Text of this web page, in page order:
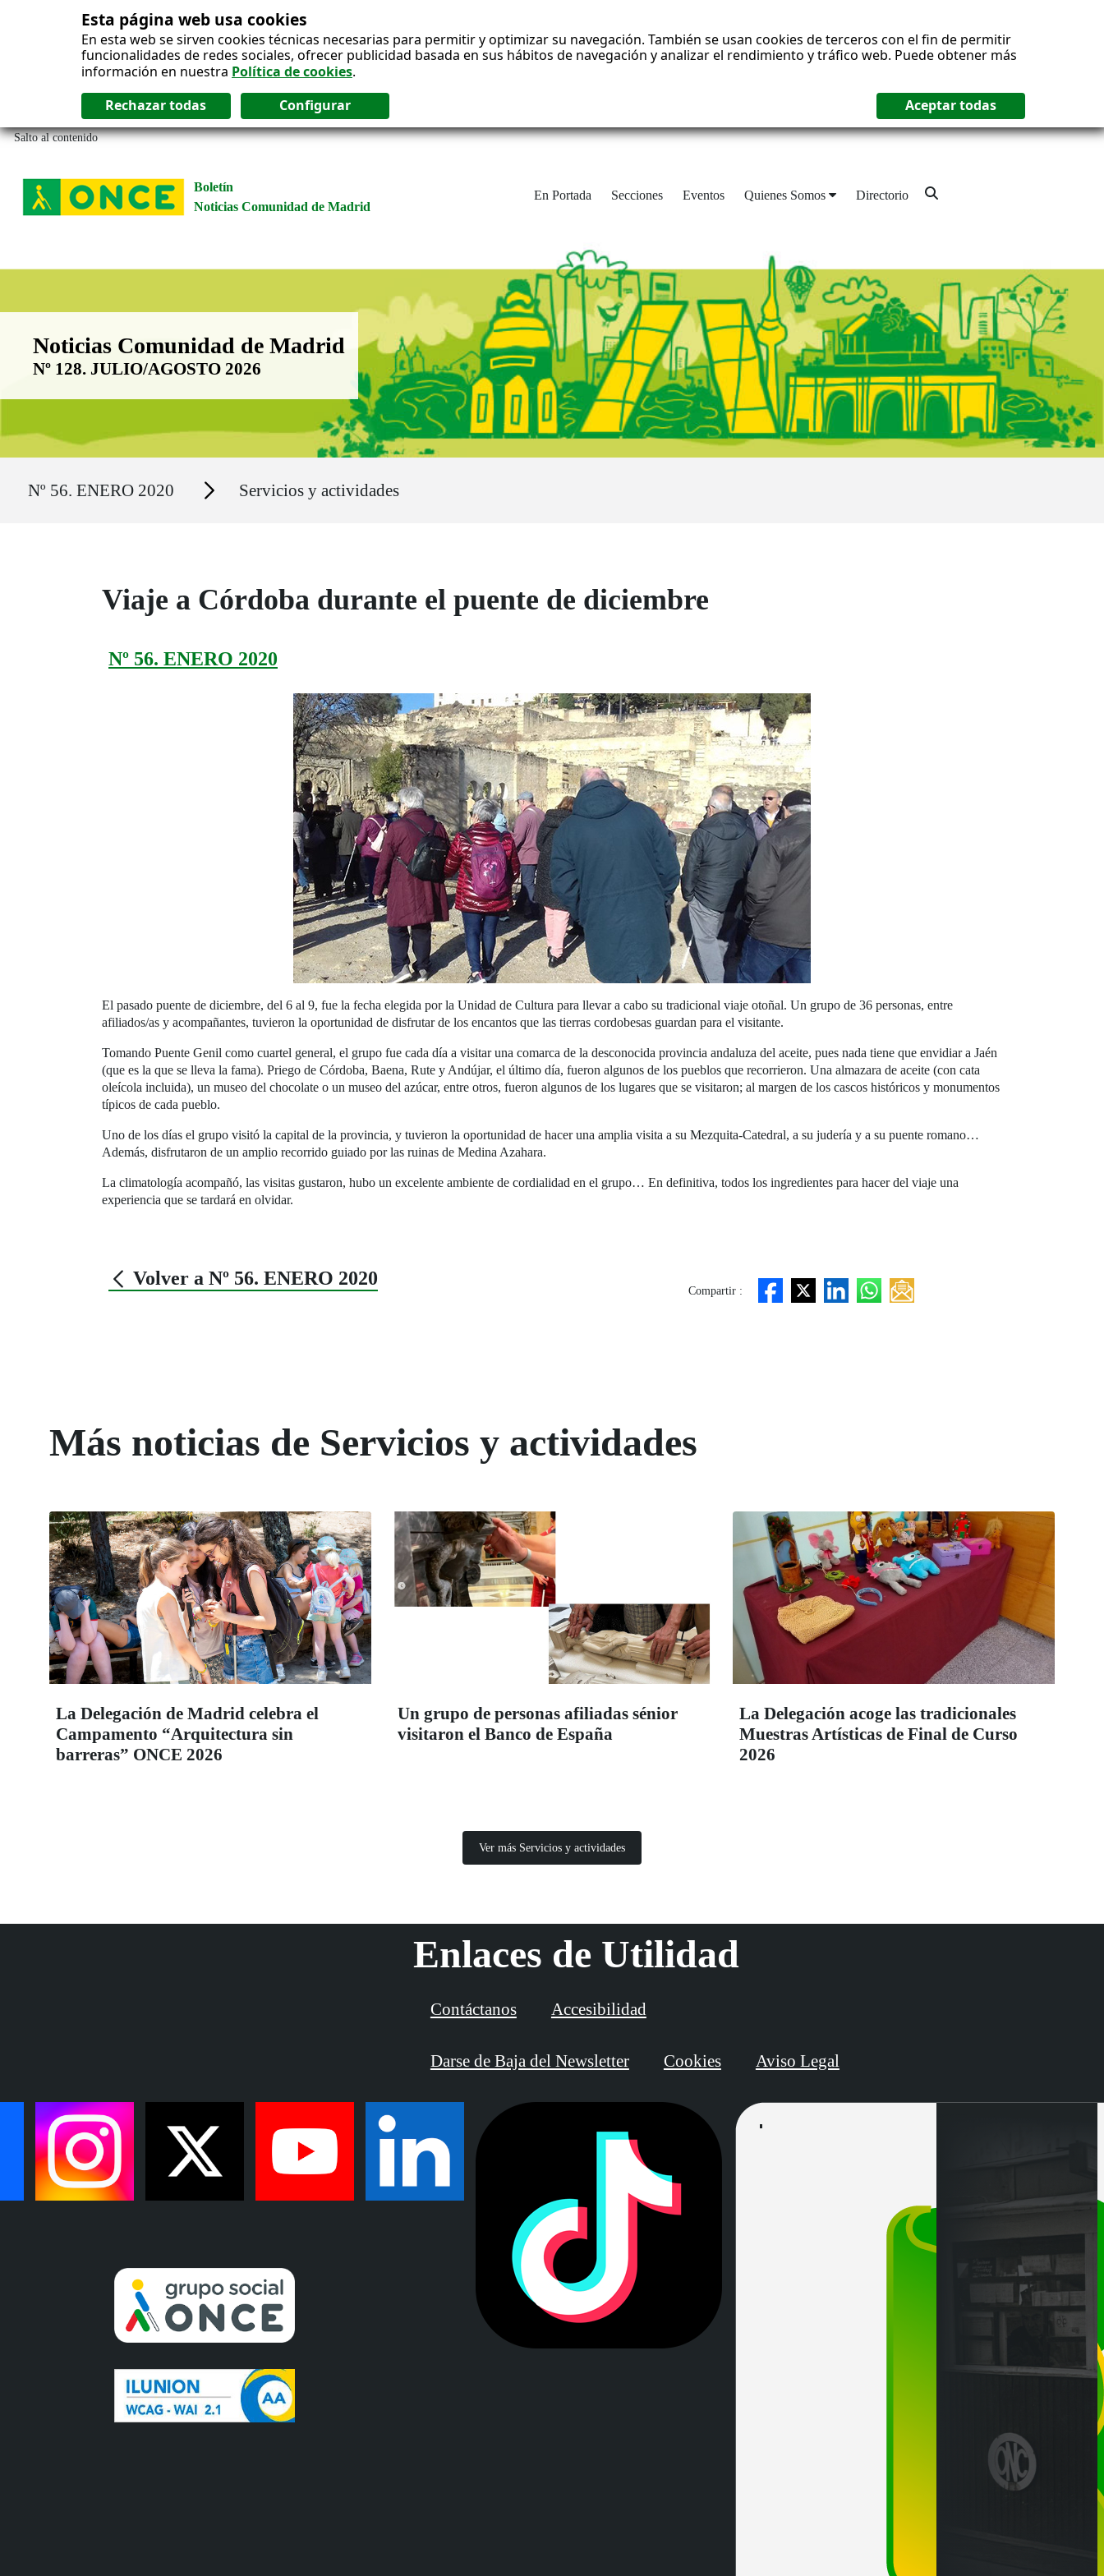
Esta página web usa cookies
En esta web se sirven cookies técnicas necesarias para permitir y optimizar su navegación. También se usan cookies de terceros con el fin de permitir
funcionalidades de redes sociales, ofrecer publicidad basada en sus hábitos de navegación y analizar el rendimiento y tráfico web. Puede obtener más
información en nuestra Política de cookies.
Salto al contenido
Boletín
Noticias Comunidad de Madrid
En Portada Secciones Eventos Quienes Somos Directorio
Boletín Noticias Comunidad de Madrid
Noticias Comunidad de Madrid
Nº 128. JULIO/AGOSTO 2026
Nº 56. ENERO 2020 Secciones Servicios y actividades
Viaje a Córdoba durante el puente de diciembre
Nº 56. ENERO 2020
El pasado puente de diciembre, del 6 al 9, fue la fecha elegida por la Unidad de Cultura para llevar a cabo su tradicional viaje otoñal. Un grupo de 36 personas, entre
afiliados/as y acompañantes, tuvieron la oportunidad de disfrutar de los encantos que las tierras cordobesas guardan para el visitante.
Tomando Puente Genil como cuartel general, el grupo fue cada día a visitar una comarca de la desconocida provincia andaluza del aceite, pues nada tiene que envidiar a Jaén
(que es la que se lleva la fama). Priego de Córdoba, Baena, Rute y Andújar, el último día, fueron algunos de los pueblos que recorrieron. Una almazara de aceite (con cata
oleícola incluida), un museo del chocolate o un museo del azúcar, entre otros, fueron algunos de los lugares que se visitaron; al margen de los cascos históricos y monumentos
típicos de cada pueblo.
Uno de los días el grupo visitó la capital de la provincia, y tuvieron la oportunidad de hacer una amplia visita a su Mezquita-Catedral, a su judería y a su puente romano…
Además, disfrutaron de un amplio recorrido guiado por las ruinas de Medina Azahara.
La climatología acompañó, las visitas gustaron, hubo un excelente ambiente de cordialidad en el grupo… En definitiva, todos los ingredientes para hacer del viaje una
experiencia que se tardará en olvidar.
Volver a Nº 56. ENERO 2020
Compartir :
Más noticias de Servicios y actividades
La Delegación de Madrid celebra el
Campamento “Arquitectura sin
barreras” ONCE 2026
Un grupo de personas afiliadas sénior
visitaron el Banco de España
La Delegación acoge las tradicionales
Muestras Artísticas de Final de Curso
2026
Ver más Servicios y actividades
Enlaces de Utilidad
Contáctanos Accesibilidad
Darse de Baja del Newsletter Cookies Aviso Legal